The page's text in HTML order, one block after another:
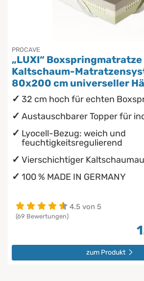
PROCAVE
„LUXI“ Boxspringmatratze
Kaltschaum-
80x200 cm universeller
32 cm hoch für echten
Austauschbarer Topper für
Lyocell-Bezug: weich und
feuchtigkeitsregulierend
Vierschichtiger
100 % MADE IN GERMANY
4.5 von 5
(69 Bewertungen)
zum Produkt
wasserdichte Matratzenschoner
Die besten Sommerbettdecken
Die richtige Matratze kaufen